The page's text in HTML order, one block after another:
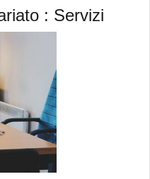
: Servizi